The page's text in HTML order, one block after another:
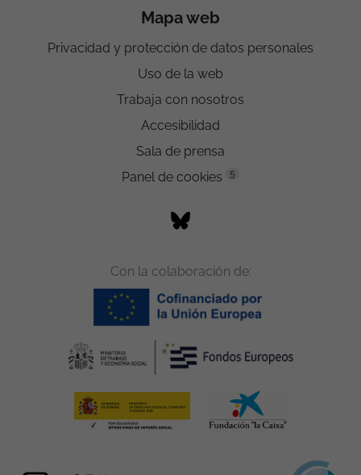
Mapa web
Privacidad y protección de datos personales
Uso de la web
Trabaja con nosotros
Accesibilidad
Sala de prensa
Panel de cookies
5
Con la colaboración de: